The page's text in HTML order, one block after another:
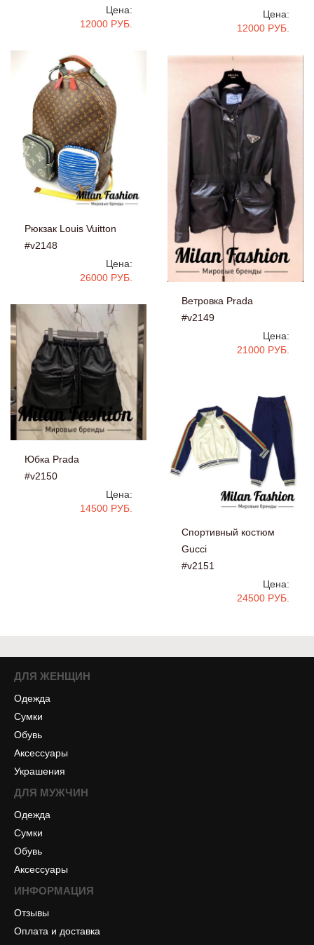
Цена:
12000 РУБ.
Цена:
12000 РУБ.
Рюкзак Louis Vuitton
#v2148
Цена:
26000 РУБ.
Ветровка Prada
#v2149
Цена:
21000 РУБ.
Юбка Prada
#v2150
Цена:
14500 РУБ.
Спортивный костюм
Gucci
#v2151
Цена:
24500 РУБ.
ДЛЯ ЖЕНЩИН
Одежда
Сумки
Обувь
Аксессуары
Украшения
ДЛЯ МУЖЧИН
Одежда
Сумки
Обувь
Аксессуары
ИНФОРМАЦИЯ
Отзывы
Оплата и доставка